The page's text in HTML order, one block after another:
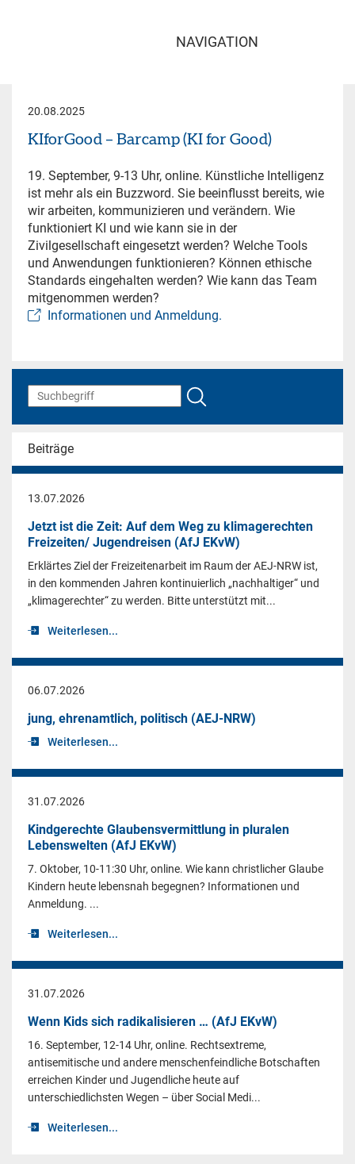
NAVIGATION
20.08.2025
KIforGood – Barcamp (KI for Good)
19. September, 9-13 Uhr, online. Künstliche Intelligenz
ist mehr als ein Buzzword. Sie beeinflusst bereits, wie
wir arbeiten, kommunizieren und verändern. Wie
funktioniert KI und wie kann sie in der
Zivilgesellschaft eingesetzt werden? Welche Tools
und Anwendungen funktionieren? Können ethische
Standards eingehalten werden? Wie kann das Team
mitgenommen werden?
Informationen und Anmeldung.
Beiträge
13.07.2026
Jetzt ist die Zeit: Auf dem Weg zu klimagerechten
Freizeiten/ Jugendreisen (AfJ EKvW)
Erklärtes Ziel der Freizeitenarbeit im Raum der AEJ-NRW ist,
in den kommenden Jahren kontinuierlich „nachhaltiger“ und
„klimagerechter“ zu werden. Bitte unterstützt mit...
Weiterlesen...
06.07.2026
jung, ehrenamtlich, politisch (AEJ-NRW)
Weiterlesen...
31.07.2026
Kindgerechte Glaubensvermittlung in pluralen
Lebenswelten (AfJ EKvW)
7. Oktober, 10-11:30 Uhr, online. Wie kann christlicher Glaube
Kindern heute lebensnah begegnen? Informationen und
Anmeldung. ...
Weiterlesen...
31.07.2026
Wenn Kids sich radikalisieren … (AfJ EKvW)
16. September, 12-14 Uhr, online. Rechtsextreme,
antisemitische und andere menschenfeindliche Botschaften
erreichen Kinder und Jugendliche heute auf
unterschiedlichsten Wegen – über Social Medi...
Weiterlesen...